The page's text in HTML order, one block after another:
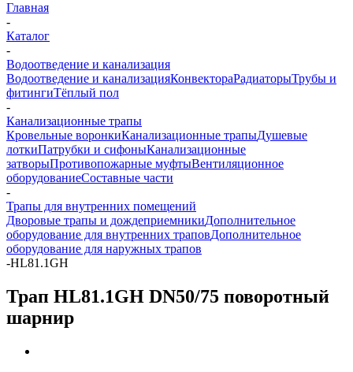
Главная
-
Каталог
-
Водоотведение и канализация
Водоотведение и канализацияКонвектораРадиаторыТрубы и
фитингиТёплый пол
-
Канализационные трапы
Кровельные воронкиКанализационные трапыДушевые
лоткиПатрубки и сифоныКанализационные
затворыПротивопожарные муфтыВентиляционное
оборудованиеСоставные части
-
Трапы для внутренних помещений
Дворовые трапы и дождеприемникиДополнительное
оборудование для внутренних траповДополнительное
оборудование для наружных трапов
-HL81.1GH
Трап HL81.1GH DN50/75 поворотный
шарнир